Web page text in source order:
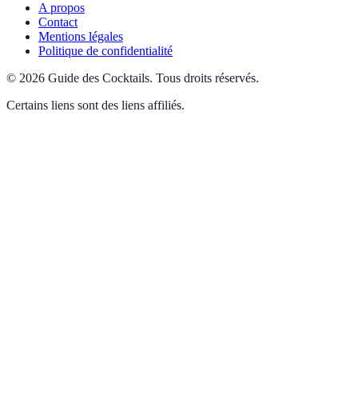
A propos
Contact
Mentions légales
Politique de confidentialité
© 2026 Guide des Cocktails. Tous droits réservés.
Certains liens sont des liens affiliés.